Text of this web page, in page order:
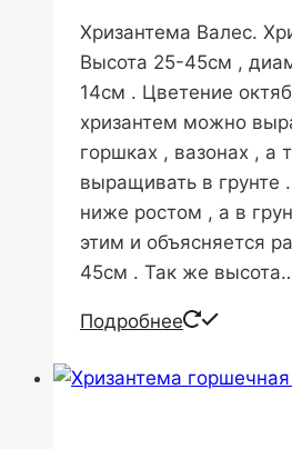
Хризантема Валес.
Высота 25-45см ,
14см . Цветение
хризантем можно
горшках , вазонах , а
выращивать в грунте
ниже ростом , а в
этим и объясняется
45см . Так же
Подробнее